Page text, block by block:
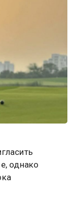
однако